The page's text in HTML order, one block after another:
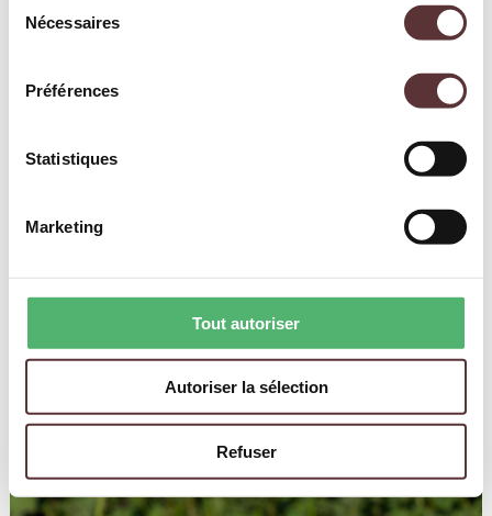
Nécessaires
Préférences
Statistiques
Marketing
Tout autoriser
Autoriser la sélection
Refuser